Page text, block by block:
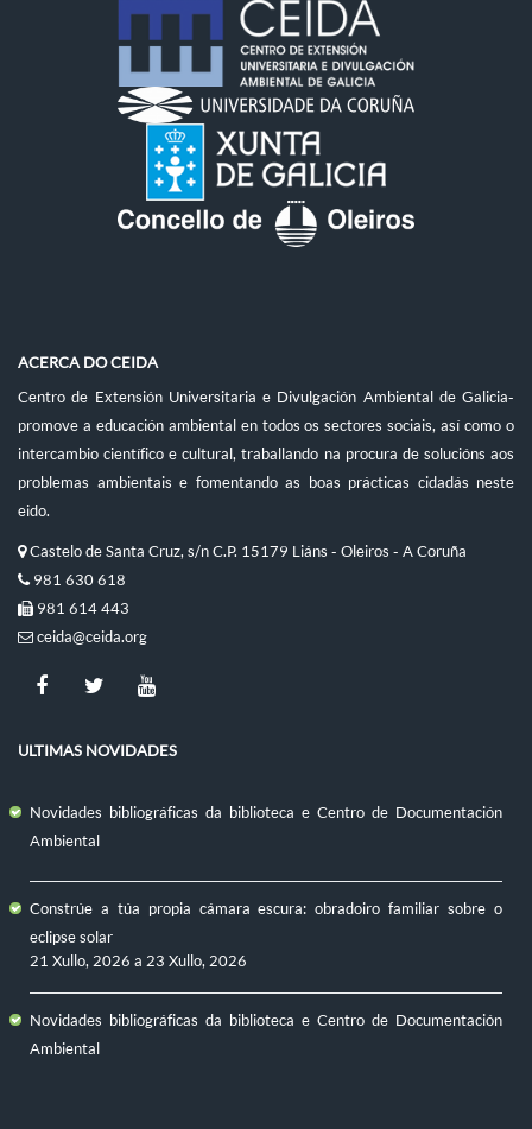
ACERCA DO CEIDA
Centro de Extensión Universitaria e Divulgación Ambiental de Galicia-
promove a educación ambiental en todos os sectores sociais, así como o
intercambio científico e cultural, traballando na procura de solucións aos
problemas ambientais e fomentando as boas prácticas cidadás neste
eido.
Castelo de Santa Cruz, s/n C.P. 15179 Liáns - Oleiros - A Coruña
981 630 618
981 614 443
ceida@ceida.org
ULTIMAS NOVIDADES
Novidades bibliográficas da biblioteca e Centro de Documentación
Ambiental
Constrúe a túa propia cámara escura: obradoiro familiar sobre o
eclipse solar
21 Xullo, 2026 a 23 Xullo, 2026
Novidades bibliográficas da biblioteca e Centro de Documentación
Ambiental